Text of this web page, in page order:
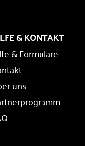
& KONTAKT
& Formulare
uns